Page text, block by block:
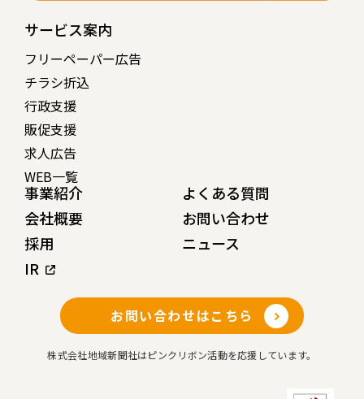
サービス案内
フリーペーパー広告
チラシ折込
行政支援
販促支援
求人広告
WEB一覧
事業紹介
会社概要
採用
IR
よくある質問
お問い合わせ
ニュース
お問い合わせはこちら
株式会社地域新聞社はピンクリボン活動を応援しています。